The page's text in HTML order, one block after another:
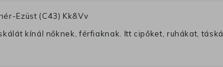
Ezüst (C43) Kk&Vv
kínál nőknek, férfiaknak. Itt cipőket, ruhákat,